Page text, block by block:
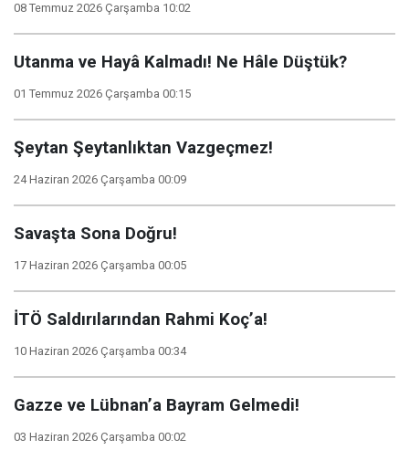
08 Temmuz 2026 Çarşamba 10:02
Utanma ve Hayâ Kalmadı! Ne Hâle Düştük?
01 Temmuz 2026 Çarşamba 00:15
Şeytan Şeytanlıktan Vazgeçmez!
24 Haziran 2026 Çarşamba 00:09
Savaşta Sona Doğru!
17 Haziran 2026 Çarşamba 00:05
İTÖ Saldırılarından Rahmi Koç’a!
10 Haziran 2026 Çarşamba 00:34
Gazze ve Lübnan’a Bayram Gelmedi!
03 Haziran 2026 Çarşamba 00:02